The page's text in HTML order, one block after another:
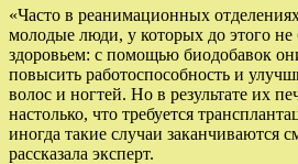
«Часто в реанимационных
молодые люди, у которых до этого
здоровьем: с помощью биодобавок
повысить работоспособность и
волос и ногтей. Но в результате их
настолько, что требуется
иногда такие случаи заканчиваются
рассказала эксперт.